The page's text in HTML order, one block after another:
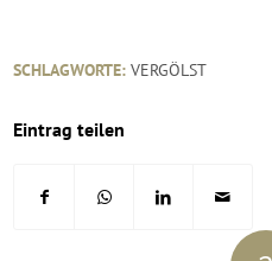
SCHLAGWORTE: VERGÖLST
Eintrag teilen